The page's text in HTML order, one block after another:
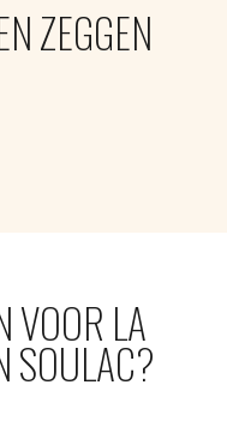
ZEGGEN
VOOR LA
SOULAC?